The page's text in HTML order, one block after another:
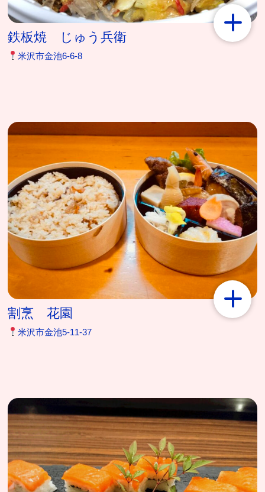
鉄板焼 じゅう兵衛
米沢市金池6-6-8
割烹 花園
米沢市金池5-11-37